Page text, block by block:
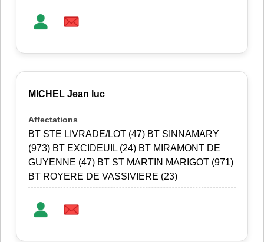
MICHEL Jean luc
BT STE LIVRADE/LOT (47) BT SINNAMARY
(973) BT EXCIDEUIL (24) BT MIRAMONT DE
GUYENNE (47) BT ST MARTIN MARIGOT (971)
BT ROYERE DE VASSIVIERE (23)